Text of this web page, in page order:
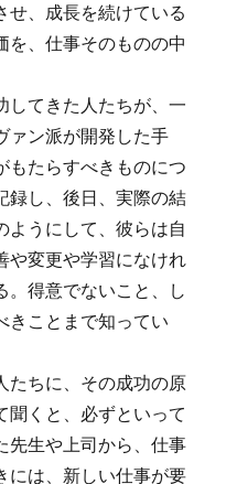
せ、成長を続けている
を、仕事そのものの中
してきた人たちが、一
ァン派が開発した手
もたらすべきものにつ
録し、後日、実際の結
ようにして、彼らは自
や変更や学習になけれ
。得意でないこと、し
きことまで知ってい
たちに、その成功の原
聞くと、必ずといって
先生や上司から、仕事
には、新しい仕事が要